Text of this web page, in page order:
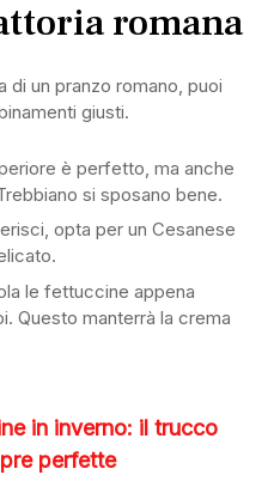
romana
di un pranzo romano, puoi
giusti.
è perfetto, ma anche
si sposano bene.
opta per un Cesanese
le fettuccine appena
Questo manterrà la crema
in inverno: il trucco
perfette